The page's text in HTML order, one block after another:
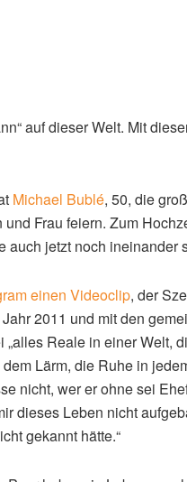
auf dieser Welt. Mit
Michael Bublé, 50, die
Frau feiern. Zum
auch jetzt noch ineinander
einen Videoclip, der
2011 und mit den
„alles Reale in einer Welt,
Lärm, die Ruhe in
nicht, wer er ohne sei
dieses Leben nicht
gekannt hätte.“